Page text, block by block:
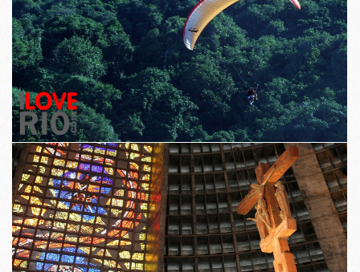
State of the art laitteiden käytetään koko prosessin, että jokainen kuva
on erittäin korkealaatuisia.